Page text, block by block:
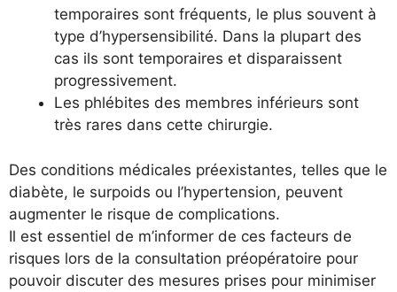
temporaires sont fréquents, le plus souvent à
type d’hypersensibilité. Dans la plupart des
cas ils sont temporaires et disparaissent
progressivement.
Les phlébites des membres inférieurs sont
très rares dans cette chirurgie.
Des conditions médicales préexistantes, telles que le
diabète, le surpoids ou l’hypertension, peuvent
augmenter le risque de complications.
Il est essentiel de m’informer de ces facteurs de
risques lors de la consultation préopératoire pour
pouvoir discuter des mesures prises pour minimiser